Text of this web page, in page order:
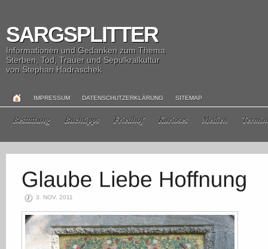
SARGSPLITTER
Informationen und Gedanken zum Thema
Sterben, Tod, Trauer und Sepulkralkultur
von Stephan Hadraschek
IMPRESSUM DATENSCHUTZERKLÄRUNG SITEMAP
Bestattung Buchtipps Friedhof Kurioses Medien
3. NOV. 2011